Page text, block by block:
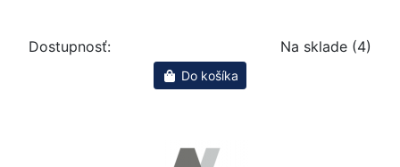
Dostupnosť: Na sklade (4)
Do košíka